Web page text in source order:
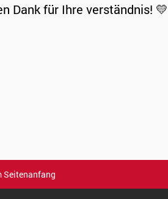
Dank für Ihre verständnis! 💛
Seitenanfang